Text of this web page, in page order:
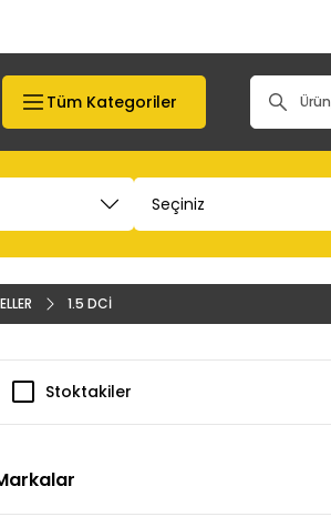
Tüm Kategoriler
1.5 DCİ
Stoktakiler